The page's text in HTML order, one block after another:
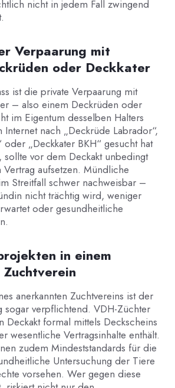
nicht in jedem Fall zwingend
Verpaarung mit
oder Deckkater
ist die private Verpaarung mit
– also einem Deckrüden oder
im Eigentum desselben Halters
Internet nach „Deckrüde Labrador“,
„Deckkater BKH“ gesucht hat
vor dem Deckakt unbedingt
aufsetzen. Mündliche
Streitfall schwer nachweisbar –
nicht trächtig wird, weniger
oder gesundheitliche
in einem
anerkannten Zuchtvereins ist der
sogar verpflichtend. VDH-Züchter
Deckakt formal mittels Deckscheins
wesentliche Vertragsinhalte enthält.
zudem Mindeststandards für die
Untersuchung der Tiere
vorsehen. Wer gegen diese